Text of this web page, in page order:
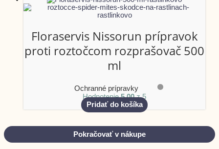
Floraservis Nissorun prípravok
proti roztočcom rozprašovač 500
ml
Ochranné prípravky
Hodnotenie5.00z 5
Pridať do košíka
Pokračovať v nákupe